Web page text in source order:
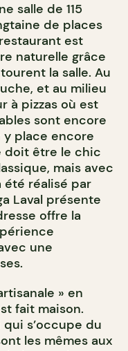
salle de 115
de places
est
naturelle grâce
la salle. Au
et au milieu
à pizzas où est
sont encore
place encore
doit être le chic
mais avec
été réalisé par
Laval présente
offre la
une
» en
fait maison.
s’occupe du
les mêmes aux